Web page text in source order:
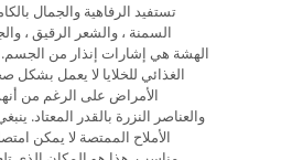
تستفيد الرفاهية والجمال
السمنة ، والشعر الرقيق ،
الهشة هي إشارات إنذار من الجسم.
الغذائي للخلايا لا يعمل
الأمراض على الرغم من
والعناصر النزرة بالقدر المعتاد.
الأملاح الممتصة لا يمكن